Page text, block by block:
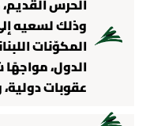
الحرس
وذلك لسعيه
المكوّنات
الدول،
عقوبات